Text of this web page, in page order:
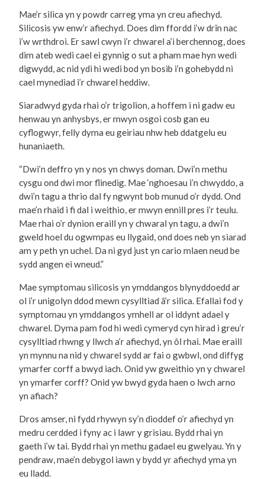
Mae’r silica yn y powdr carreg yma yn creu afiechyd.
Silicosis yw enw’r afiechyd. Does dim ffordd i’w drîn nac
i’w wrthdroi. Er sawl cwyn i’r chwarel a’i berchennog, does
dim ateb wedi cael ei gynnig o sut a pham mae hyn wedi
digwydd, ac nid ydi hi wedi bod yn bosib i’n gohebydd ni
cael mynediad i’r chwarel heddiw.
Siaradwyd gyda rhai o’r trigolion, a hoffem i ni gadw eu
henwau yn anhysbys, er mwyn osgoi cosb gan eu
cyflogwyr, felly dyma eu geiriau nhw heb ddatgelu eu
hunaniaeth.
“Dwi’n deffro yn y nos yn chwys doman. Dwi’n methu
cysgu ond dwi mor flinedig. Mae ‘nghoesau i’n chwyddo, a
dwi’n tagu a thrio dal fy ngwynt bob munud o’r dydd. Ond
mae’n rhaid i fi dal i weithio, er mwyn ennill pres i’r teulu.
Mae rhai o’r dynion eraill yn y chwaral yn tagu, a dwi’n
gweld hoel du ogwmpas eu llygaid, ond does neb yn siarad
am y peth yn uchel. Da ni gyd just yn cario mlaen neud be
sydd angen ei wneud.”
Mae symptomau silicosis yn ymddangos blynyddoedd ar
ol i’r unigolyn ddod mewn cysylltiad â’r silica. Efallai fod y
symptomau yn ymddangos ymhell ar ol iddynt adael y
chwarel. Dyma pam fod hi wedi cymeryd cyn hirad i greu’r
cysylltiad rhwng y llwch a’r afiechyd, yn ôl rhai. Mae eraill
yn mynnu na nid y chwarel sydd ar fai o gwbwl, ond diffyg
ymarfer corff a bwyd iach. Onid yw gweithio yn y chwarel
yn ymarfer corff? Onid yw bwyd gyda haen o lwch arno
yn afiach?
Dros amser, ni fydd rhywyn sy’n dioddef o’r afiechyd yn
medru cerdded i fyny ac i lawr y grisiau. Bydd rhai yn
gaeth i’w tai. Bydd rhai yn methu gadael eu gwelyau. Yn y
pendraw, mae’n debygol iawn y bydd yr afiechyd yma yn
eu lladd.